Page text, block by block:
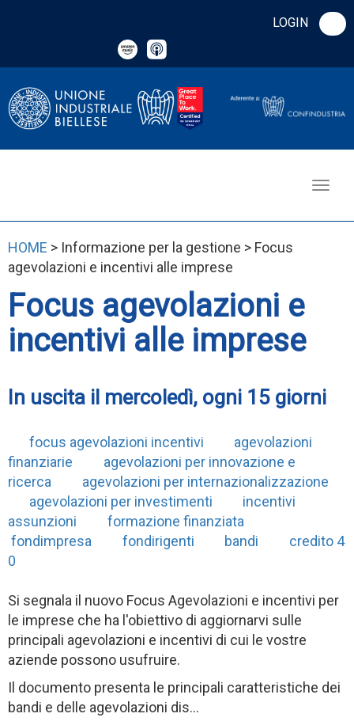
LOGIN
HOME > Informazione per la gestione > Focus
agevolazioni e incentivi alle imprese
Focus agevolazioni e
incentivi alle imprese
In uscita il mercoledì, ogni 15 giorni
focus agevolazioni incentivi
agevolazioni
finanziarie
agevolazioni per innovazione e
ricerca
agevolazioni per internazionalizzazione
agevolazioni per investimenti
incentivi
assunzioni
formazione finanziata
fondimpresa
fondirigenti bandi
credito 4
0
Si segnala il nuovo Focus Agevolazioni e incentivi per
le imprese che ha l'obiettivo di aggiornarvi sulle
principali agevolazioni e incentivi di cui le vostre
aziende possono usufruire.
Il documento presenta le principali caratteristiche dei
bandi e delle agevolazioni dis...